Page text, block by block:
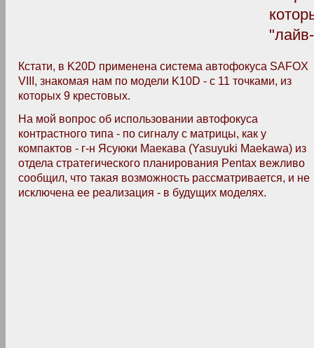
Кстати, в K20D применена система автофокуса SAFOX
VIII, знакомая нам по модели K10D - с 11 точками, из
которых 9 крестовых.
На мой вопрос об использовании автофокуса
контрастного типа - по сигналу с матрицы, как у
компактов - г-н Ясуюки Маекава (Yasuyuki Maekawa) из
отдела стратегического планирования Pentax вежливо
сообщил, что такая возможность рассматривается, и не
исключена ее реализация - в будущих моделях.